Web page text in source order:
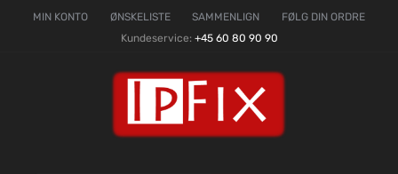
MIN KONTO ØNSKELISTE SAMMENLIGN
FØLG DIN ORDRE
Kundeservice: +45 60 80 90 90